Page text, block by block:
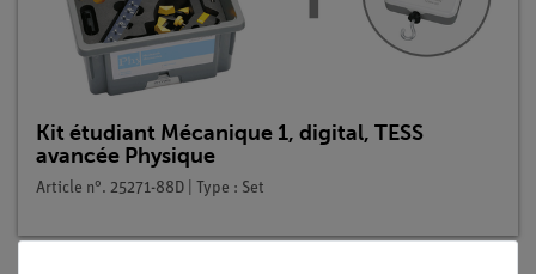
Kit étudiant Mécanique 1, digital, TESS
avancée Physique
Article n°. 25271-88D | Type : Set